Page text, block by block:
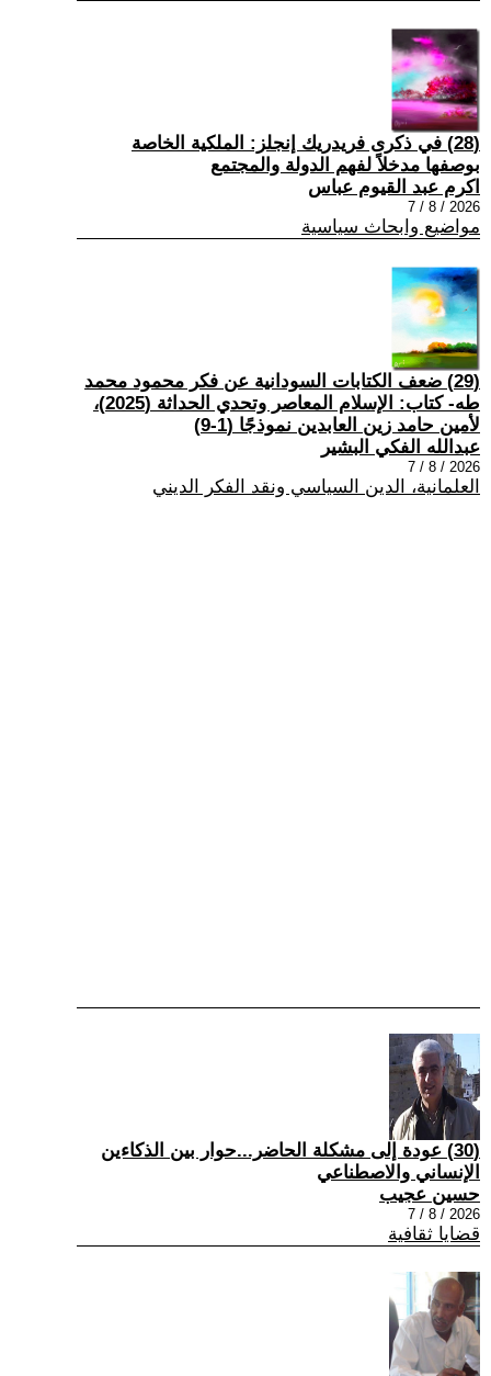
(28) في ذكرى فريدريك إنجلز: الملكية الخاصة
بوصفها مدخلاً لفهم الدولة والمجتمع
اكرم عبد القيوم عباس
2026 / 8 / 7
مواضيع وابحاث سياسية
(29) ضعف الكتابات السودانية عن فكر محمود محمد
طه- كتاب: الإسلام المعاصر وتحدي الحداثة (2025)،
لأمين حامد زين العابدين نموذجًا (1-9)
عبدالله الفكي البشير
2026 / 8 / 7
العلمانية، الدين السياسي ونقد الفكر الديني
(30) عودة إلى مشكلة الحاضر...حوار بين الذكاءين
الإنساني والاصطناعي
حسين عجيب
2026 / 8 / 7
قضايا ثقافية